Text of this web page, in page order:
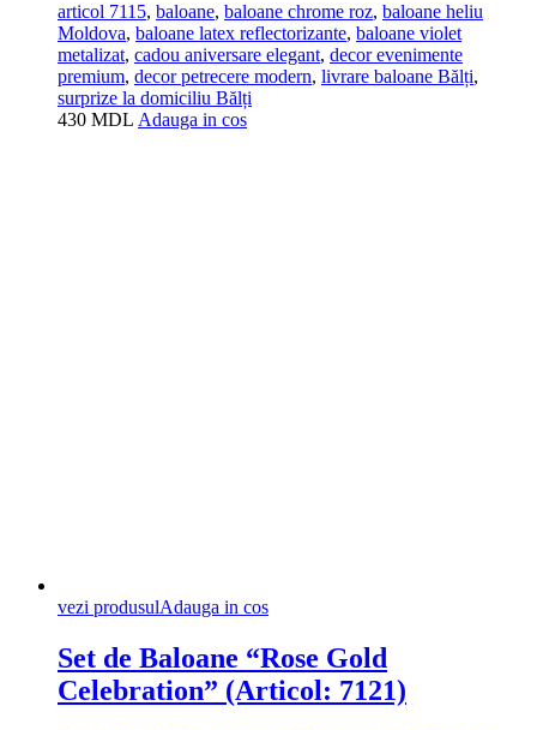
articol 7115, baloane, baloane chrome roz, baloane heliu
Moldova, baloane latex reflectorizante, baloane violet
metalizat, cadou aniversare elegant, decor evenimente
premium, decor petrecere modern, livrare baloane Bălți,
surprize la domiciliu Bălți
430 MDL Adauga in cos
vezi produsulAdauga in cos
Set de Baloane “Rose Gold
Celebration” (Articol: 7121)